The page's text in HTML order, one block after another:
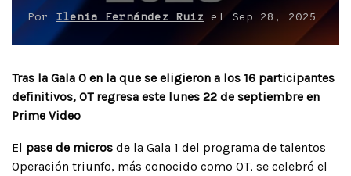
Por Ilenia Fernández Ruiz el Sep 28, 2025
Tras la Gala 0 en la que se eligieron a los 16 participantes
definitivos, OT regresa este lunes 22 de septiembre en
Prime Video
El pase de micros de la Gala 1 del programa de talentos
Operación triunfo, más conocido como OT, se celebró el